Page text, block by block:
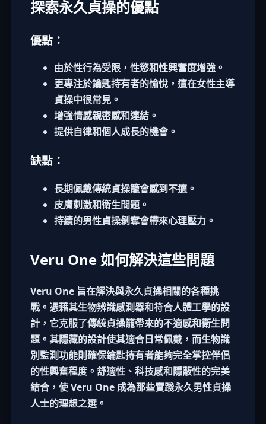
探索永久貞操的優點
優點：
由於性行為受限，性慾和性興奮度增強。
更專注於鑰匙持有者的愉悅，這在女性主導
貞操中很常見。
增強情感親密感和連結。
提供自律和個人成長的機會。
缺點：
長期佩戴傳統貞操籠會感到不適。
皮膚刺激和衛生問題。
持續的男性貞操剝奪會帶來心理壓力。
Veru One 如何解決這些問題
Veru One 旨在解決與永久貞操相關的各種挑
戰。憑藉其生物辨識感測器和符合人體工學的設
計，它克服了傳統貞操籠帶來的不適感和衛生問
題。其隱藏的設計使其適合日常佩戴，而生物識
別監測功能則確保鑰匙持有者能夠完全掌控伴侶
的性興奮程度。舒適性、科技感和隱蔽性的完美
結合，使 Veru One 成為那些實踐永久男性貞操
人士的理想之選。